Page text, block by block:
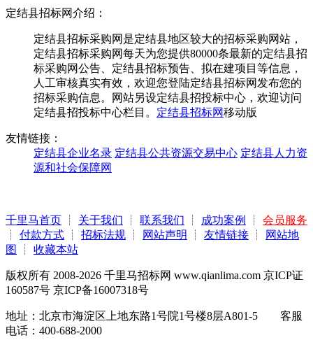
定结县招标网介绍：
定结县招标采购网是定结县地区较大的招标采购网站，
定结县招标采购网每天为您提供80000条最新的定结县招
标采购网公告、定结县招标预告、拟在建项目等信息，
人工审核真实有效，欢迎您登陆定结县招标网发布您的
招标采购信息。网站另设定结县招投标中心，欢迎访问
定结县招投标中心栏目。 定结县招标网移动版
友情链接：
定结县企业名录 定结县公共资源交易中心 定结县人力资
源和社会保障网
千里马首页 ┊ 关于我们 ┊ 联系我们 ┊ 成功案例 ┊ 会员服务
┊ 付款方式 ┊ 招标法规 ┊ 网站声明 ┊ 友情链接 ┊
网站地
图
┊ 收藏本站
版权所有 2008-2026 千里马招标网 www.qianlima.com 京ICP证
160587号 京ICP备16007318号
地址：北京市海淀区上地东路1号院1号楼8层A801-5 客服
电话：400-688-2000